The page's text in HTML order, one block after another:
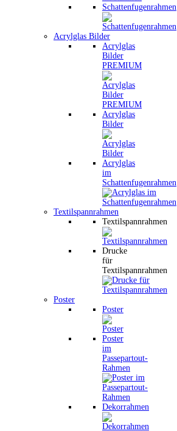
Schattenfugenrahmen
Acrylglas Bilder
Acrylglas
Bilder
PREMIUM
Acrylglas
Bilder
Acrylglas
im
Schattenfugenrahmen
Textilspannrahmen
Textilspannrahmen
Drucke
für
Textilspannrahmen
Poster
Poster
Poster
im
Passepartout-
Rahmen
Dekorrahmen